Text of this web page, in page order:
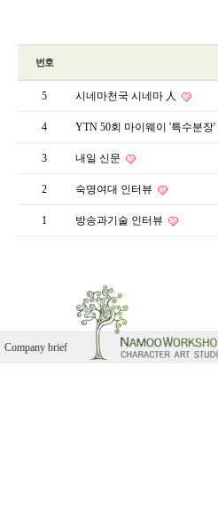
번호
5 시네마천국 시네마 人
4 YTN 50회 마이웨이 '특수분장'
3 내일 신문
2 숙명여대 인터뷰
1 방송과기술 인터뷰
Company brief